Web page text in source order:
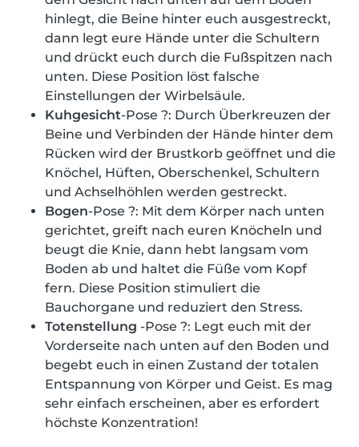
hinlegt, die Beine hinter euch ausgestreckt,
dann legt eure Hände unter die Schultern
und drückt euch durch die Fußspitzen nach
unten. Diese Position löst falsche
Einstellungen der Wirbelsäule.
Kuhgesicht-Pose ?: Durch Überkreuzen der
Beine und Verbinden der Hände hinter dem
Rücken wird der Brustkorb geöffnet und die
Knöchel, Hüften, Oberschenkel, Schultern
und Achselhöhlen werden gestreckt.
Bogen-Pose ?: Mit dem Körper nach unten
gerichtet, greift nach euren Knöcheln und
beugt die Knie, dann hebt langsam vom
Boden ab und haltet die Füße vom Kopf
fern. Diese Position stimuliert die
Bauchorgane und reduziert den Stress.
Totenstellung -Pose ?: Legt euch mit der
Vorderseite nach unten auf den Boden und
begebt euch in einen Zustand der totalen
Entspannung von Körper und Geist. Es mag
sehr einfach erscheinen, aber es erfordert
höchste Konzentration!